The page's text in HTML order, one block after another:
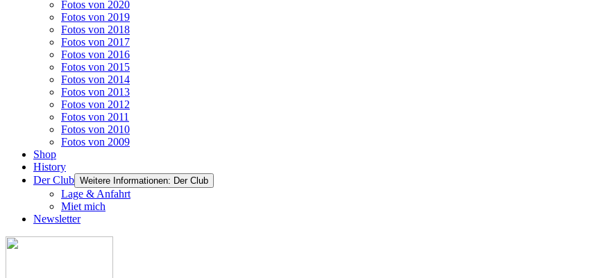
Fotos von 2020
Fotos von 2019
Fotos von 2018
Fotos von 2017
Fotos von 2016
Fotos von 2015
Fotos von 2014
Fotos von 2013
Fotos von 2012
Fotos von 2011
Fotos von 2010
Fotos von 2009
Shop
History
Der Club Weitere Informationen: Der Club
Lage & Anfahrt
Miet mich
Newsletter